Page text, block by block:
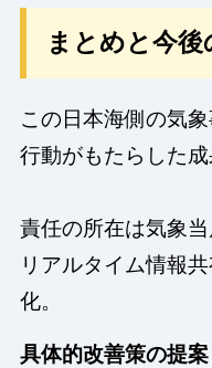
まとめと今後
この日本海側の気
行動がもたらした成
責任の所在は気象
リアルタイム情報
化。
具体的改善策の提案